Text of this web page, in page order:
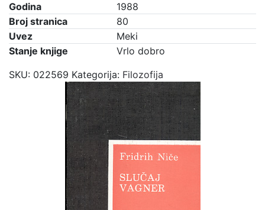
Godina
1988
Broj stranica
80
Uvez
Meki
Stanje knjige
Vrlo dobro
SKU: 022569 Kategorija: Filozofija